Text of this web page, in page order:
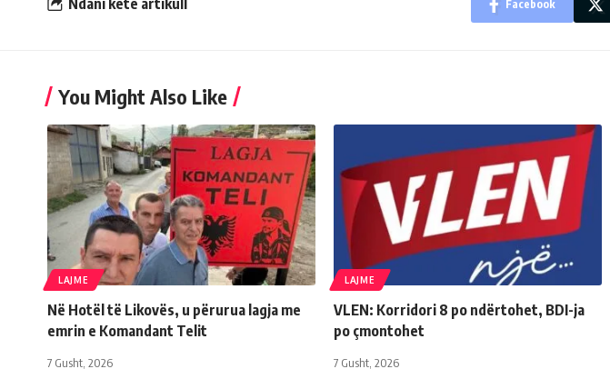
Ndani këtë artikull Facebook
You Might Also Like
LAJME
Në Hotël të Likovës, u përurua lagja me
emrin e Komandant Telit
7 Gusht, 2026
LAJME
VLEN: Korridori 8 po ndërtohet, BDI-ja
po çmontohet
7 Gusht, 2026